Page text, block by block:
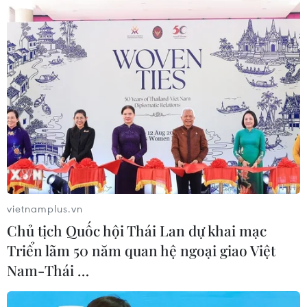
Từ đầu năm 2017, trên địa bàn quận Bắc Từ
Liêm phát sinh 26 vụ vi phạm trật tự xây dựng,
đã lập hồ sơ xử lý 100% số vụ. Quận cũng đã
ngăn chặn hiệu quả tình trạng lấn chiếm đất
công, xây dựng trên đất nông nghiệp; cấp 286
giấy phép xây dựng, tăng 145% so với cùng kỳ
năm 2016./.
(TTXVN/Vietnam+)
vietnamplus.vn
Chủ tịch Quốc hội Thái Lan dự khai mạc
Triển lãm 50 năm quan hệ ngoại giao Việt
Nam-Thái …